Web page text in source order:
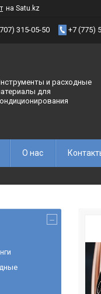
на Satu.kz
315-05-50 +7 (775)
и расходные
для
О нас